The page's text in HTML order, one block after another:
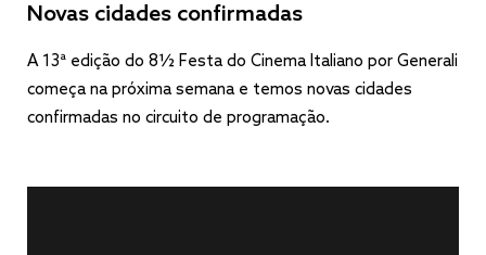
Novas cidades confirmadas
A 13ª edição do 8½ Festa do Cinema Italiano por Generali
começa na próxima semana e temos novas cidades
confirmadas no circuito de programação.